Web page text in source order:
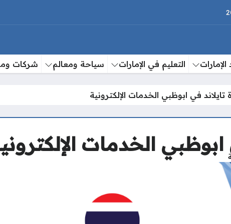
التعليم في الإمارات سياحة ومعالم شركات
تايلاند في ابوظبي الخدمات الإلكترونية
الخدمات